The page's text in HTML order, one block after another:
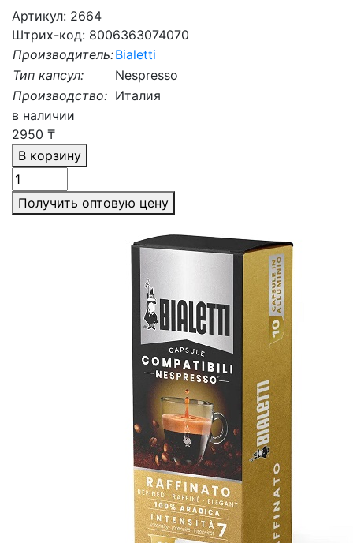
Артикул: 2664
Штрих-код: 8006363074070
Производитель:Bialetti
Тип капсул:
Nespresso
Производство: Италия
в наличии
2950 ₸
В корзину
Получить оптовую цену